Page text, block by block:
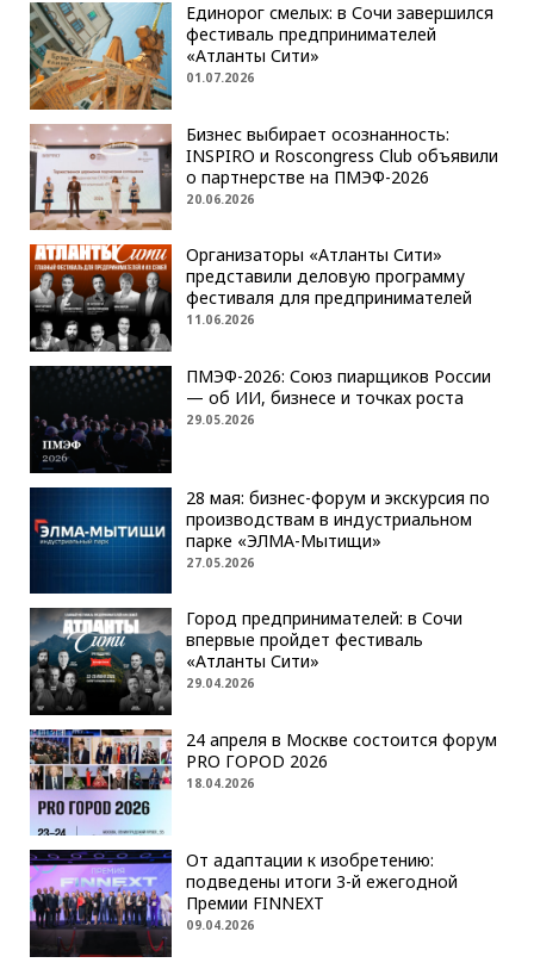
Единорог смелых: в Сочи завершился
фестиваль предпринимателей
«Атланты Сити»
01.07.2026
Бизнес выбирает осознанность:
INSPIRO и Roscongress Club объявили
о партнерстве на ПМЭФ-2026
20.06.2026
Организаторы «Атланты Сити»
представили деловую программу
фестиваля для предпринимателей
11.06.2026
ПМЭФ-2026: Союз пиарщиков России
— об ИИ, бизнесе и точках роста
29.05.2026
28 мая: бизнес-форум и экскурсия по
производствам в индустриальном
парке «ЭЛМА-Мытищи»
27.05.2026
Город предпринимателей: в Сочи
впервые пройдет фестиваль
«Атланты Сити»
29.04.2026
24 апреля в Москве состоится форум
PRO ГОРОD 2026
18.04.2026
От адаптации к изобретению:
подведены итоги 3-й ежегодной
Премии FINNEXT
09.04.2026